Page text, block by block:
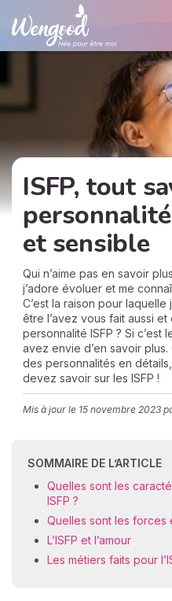
ISFP, tout
et sensible
Qui n’aime pas en savoir
j’adore évoluer et me
C’est la raison pour laquelle
être l’avez vous fait aussi
personnalité ISFP ? Si c’est
avez envie d’en savoir plus.
des personnalités en
devez savoir sur les ISFP !
Mis à jour le 15 novembre 2023
SOMMAIRE DE L’ARTICLE
Quelles sont les
ISFP ?
Quelles sont les forces
L’ISFP et l’amour
Les métiers faits pour